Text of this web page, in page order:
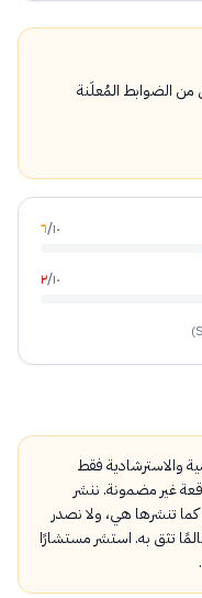
الضوابط المُعلَنة
٦/١٠
٢/١٠
والاسترشادية فقط
غير مضمونة. ننشر
تنشرها هي، ولا نصدر
تثق به. استشر مستشارًا